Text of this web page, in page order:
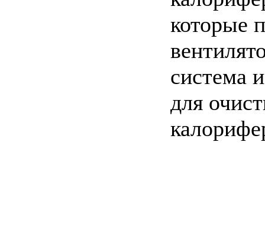
которые
система
для